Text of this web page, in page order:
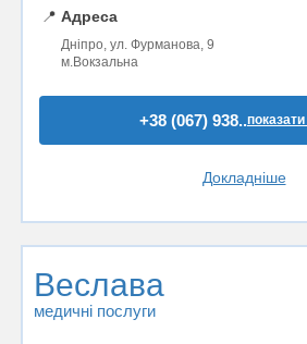
📍 Адреса
Дніпро, ул. Фурманова, 9
м.Вокзальна
+38 (067) 938..
Докладніше
Веслава
медичні послуги